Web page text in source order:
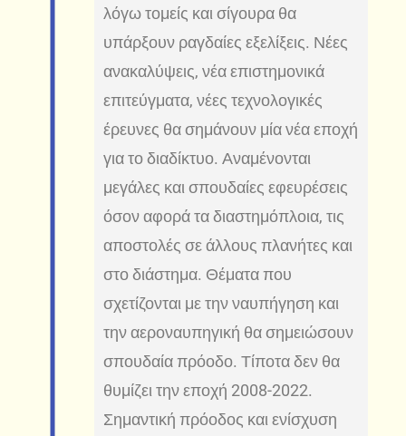
λόγω τομείς και σίγουρα θα
υπάρξουν ραγδαίες εξελίξεις. Νέες
ανακαλύψεις, νέα επιστημονικά
επιτεύγματα, νέες τεχνολογικές
έρευνες θα σημάνουν μία νέα εποχή
για το διαδίκτυο. Αναμένονται
μεγάλες και σπουδαίες εφευρέσεις
όσον αφορά τα διαστημόπλοια, τις
αποστολές σε άλλους πλανήτες και
στο διάστημα. Θέματα που
σχετίζονται με την ναυπήγηση και
την αεροναυπηγική θα σημειώσουν
σπουδαία πρόοδο. Τίποτα δεν θα
θυμίζει την εποχή 2008-2022.
Σημαντική πρόοδος και ενίσχυση